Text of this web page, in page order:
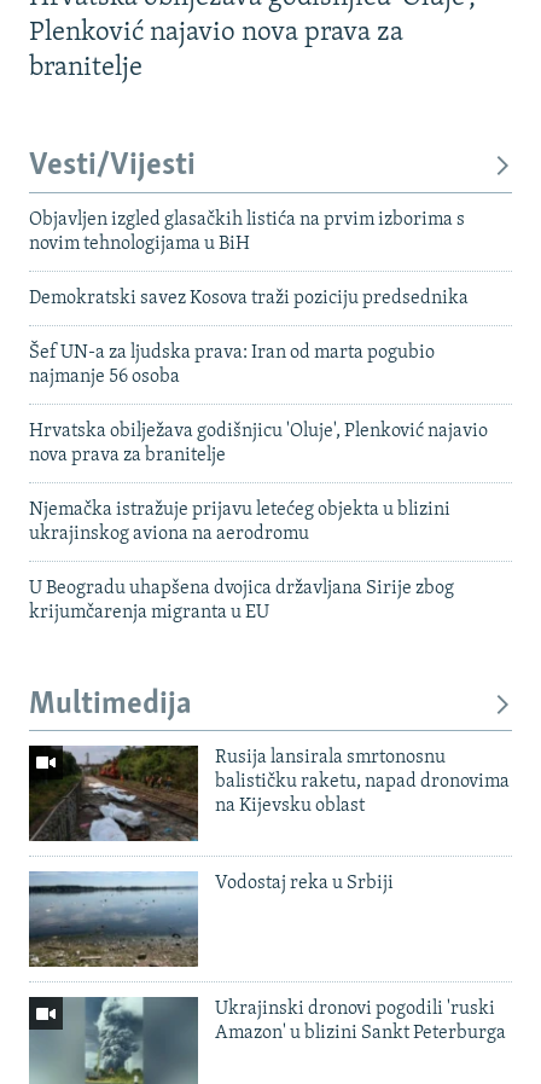
Plenković najavio nova prava za
branitelje
Vesti/Vijesti
Objavljen izgled glasačkih listića na prvim izborima s
novim tehnologijama u BiH
Demokratski savez Kosova traži poziciju predsednika
Šef UN-a za ljudska prava: Iran od marta pogubio
najmanje 56 osoba
Hrvatska obilježava godišnjicu 'Oluje', Plenković najavio
nova prava za branitelje
Njemačka istražuje prijavu letećeg objekta u blizini
ukrajinskog aviona na aerodromu
U Beogradu uhapšena dvojica državljana Sirije zbog
krijumčarenja migranta u EU
Multimedija
Rusija lansirala smrtonosnu
balističku raketu, napad dronovima
na Kijevsku oblast
Vodostaj reka u Srbiji
Ukrajinski dronovi pogodili 'ruski
Amazon' u blizini Sankt Peterburga